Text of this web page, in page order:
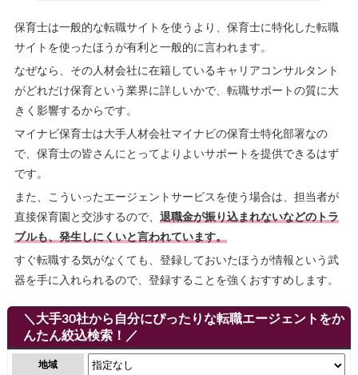
保育士は一般的な転職サイトを使うより、保育士に特化した転職
サイトを使ったほうが有利と一般的に言われます。
なぜなら、その人材会社に在籍しているキャリアコンサルタント
がどれだけ保育という業界に詳しいかで、転職サポートの質に大
きく影響するからです。
マイナビ保育士は大手人材会社マイナビの保育士特化部署なの
で、保育士の皆さんにとってよりよいサポートを提供できるはず
です。
また、こういったエージェントサービスを使う場合は、担当者が
直接保育園と交渉するので、 退職金が振り込まれないなどのトラ
ブルも、発生しにくいと言われています。
すぐ転職する気がなくても、登録しておいたほうが情報という武
器を手に入れられるので、登録することを強くおすすめします。
＼大手30社から自分にぴったりな転職エージェントをか
んたん絞込検索！／
地域